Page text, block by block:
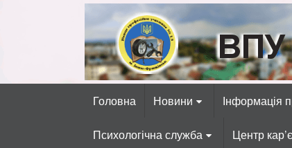
ВПУ №13
Готуємо фахівців
Головна Новини Інформація
Психологічна служба Центр